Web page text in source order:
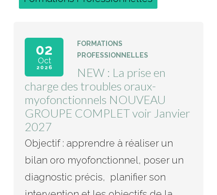
02
Oct
2026
FORMATIONS
PROFESSIONNELLES
NEW : La prise en
charge des troubles oraux-
myofonctionnels NOUVEAU
GROUPE COMPLET voir Janvier
2027
Objectif : apprendre à réaliser un
bilan oro myofonctionnel, poser un
diagnostic précis, planifier son